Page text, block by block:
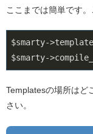
ここまでは簡単です
$smarty-
$smarty-
Templatesの場所はど
さい。